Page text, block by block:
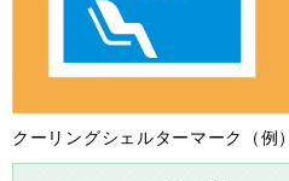
クーリングシェルターマーク（例）